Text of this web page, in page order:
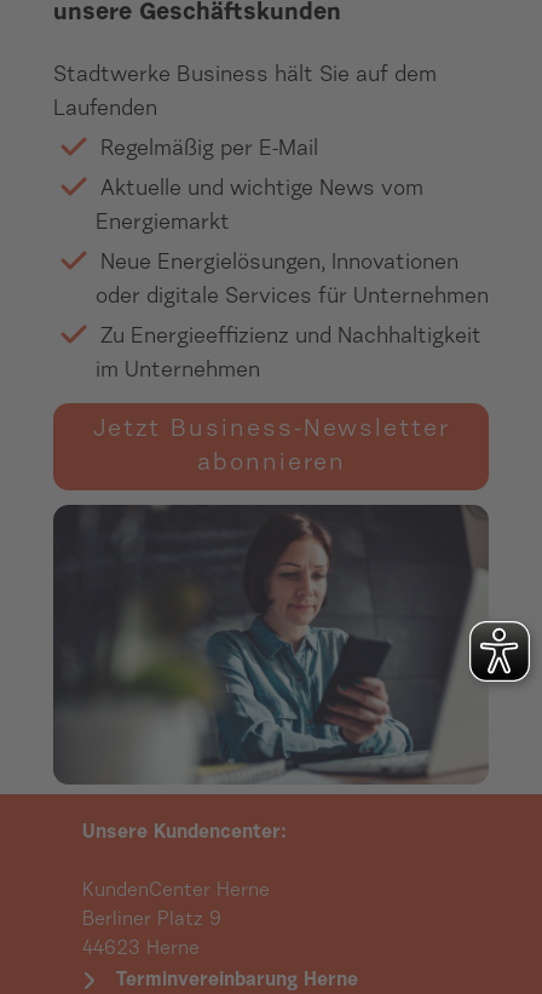
unsere Geschäftskunden
Stadtwerke Business hält Sie auf dem
Laufenden
Regelmäßig per E-Mail
Aktuelle und wichtige News vom
Energiemarkt
Neue Energielösungen, Innovationen
oder digitale Services für Unternehmen
Zu Energieeffizienz und Nachhaltigkeit
im Unternehmen
Jetzt Business-Newsletter
abonnieren
Unsere Kundencenter:
KundenCenter Herne
Berliner Platz 9
44623 Herne
Terminvereinbarung Herne